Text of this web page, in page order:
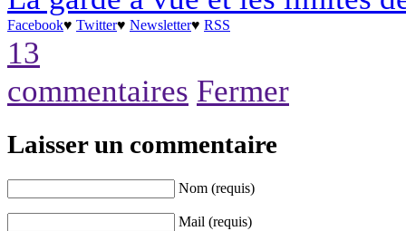
Facebook♥ Twitter♥ Newsletter♥ RSS
13
commentaires Fermer
Laisser un commentaire
Nom (requis)
Mail (requis)